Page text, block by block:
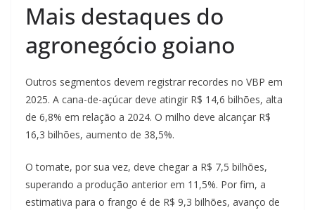
Mais destaques do
agronegócio goiano
Outros segmentos devem registrar recordes no VBP em
2025. A cana-de-açúcar deve atingir R$ 14,6 bilhões, alta
de 6,8% em relação a 2024. O milho deve alcançar R$
16,3 bilhões, aumento de 38,5%.
O tomate, por sua vez, deve chegar a R$ 7,5 bilhões,
superando a produção anterior em 11,5%. Por fim, a
estimativa para o frango é de R$ 9,3 bilhões, avanço de